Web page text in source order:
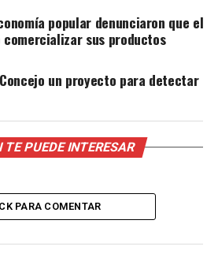
popular denunciaron que el
sus productos
un proyecto para detectar
TE PUEDE INTERESAR
PARA COMENTAR